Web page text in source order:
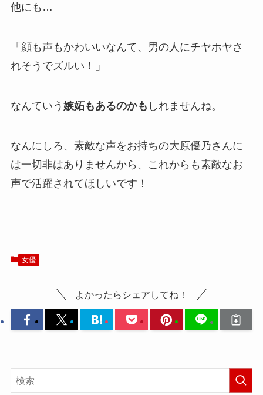
他にも…
「顔も声もかわいいなんて、男の人にチヤホヤさ
れそうでズルい！」
なんていう 嫉妬もあるのかも しれませんね。
なんにしろ、素敵な声をお持ちの大原優乃さんに
は一切非はありませんから、これからも素敵なお
声で活躍されてほしいです！
女優
よかったらシェアしてね！